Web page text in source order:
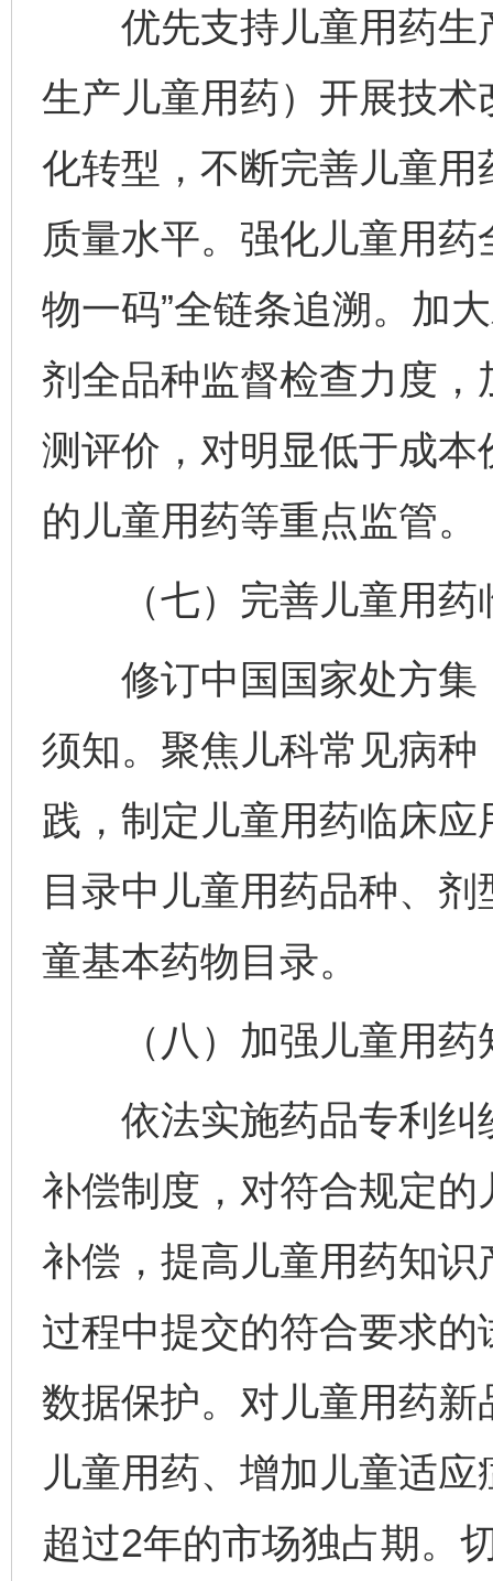
优先支持儿童用药生
生产儿童用药）开展技
化转型，不断完善儿童
质量水平。强化儿童用
物一码”全链条追溯。加
剂全品种监督检查力度
测评价，对明显低于成
的儿童用药等重点监管。
（七）完善儿童用药
修订中国国家处方集
须知。聚焦儿科常见病
践，制定儿童用药临床
目录中儿童用药品种、
童基本药物目录。
（八）加强儿童用药
依法实施药品专利纠
补偿制度，对符合规定
补偿，提高儿童用药知
过程中提交的符合要求
数据保护。对儿童用药
儿童用药、增加儿童适
超过2年的市场独占期。